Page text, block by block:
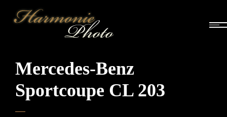
Mercedes-Benz
Sportcoupe CL 203